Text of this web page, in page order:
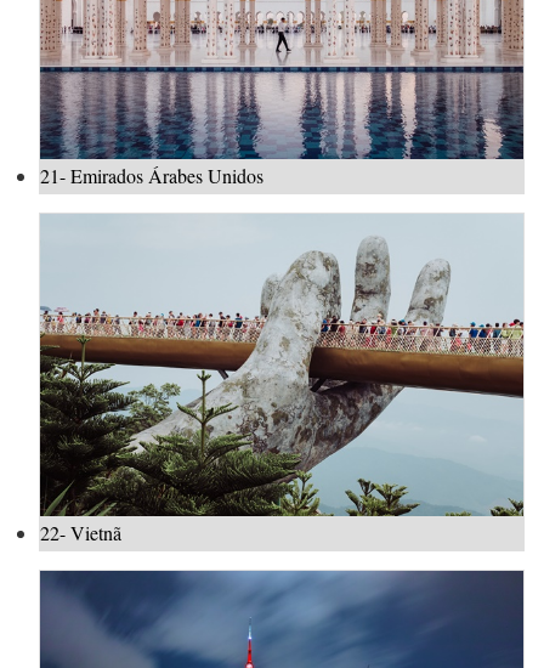
21- Emirados Árabes Unidos
22- Vietnã